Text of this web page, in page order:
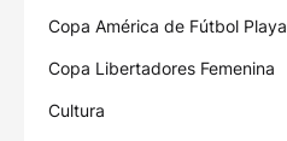
Copa América de Fútbol Playa
Copa Libertadores Femenina
Cultura